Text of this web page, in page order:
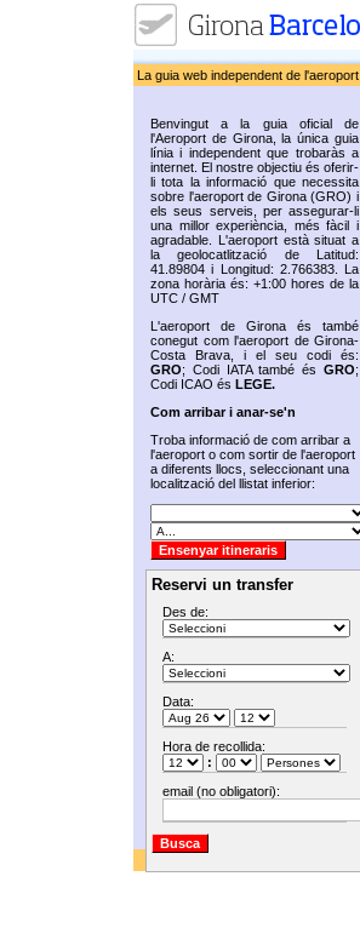
La guia web independent de l'aeroport
Benvingut a la guia oficial de
l'Aeroport de Girona, la única guia
línia i independent que trobaràs a
internet. El nostre objectiu és oferir-
li tota la informació que necessita
sobre l'aeroport de Girona (GRO) i
els seus serveis, per assegurar-li
una millor experiència, més fàcil i
agradable. L'aeroport està situat a
la geolocatlització de Latitud:
41.89804 i Longitud: 2.766383. La
zona horària és: +1:00 hores de la
UTC / GMT
L'aeroport de Girona és també
conegut com l'aeroport de Girona-
Costa Brava, i el seu codi és:
GRO; Codi IATA també és GRO;
Codi ICAO és LEGE.
Com arribar i anar-se'n
Troba informació de com arribar a
l'aeroport o com sortir de l'aeroport
a diferents llocs, seleccionant una
localització del llistat inferior:
Reservi un transfer
Des de:
A:
Data:
Hora de recollida:
:
email (no obligatori):